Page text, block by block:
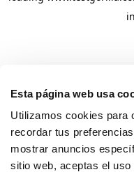
Esta página web usa
Utilizamos cookies para
recordar tus
mostrar anuncios
sitio web, aceptas el